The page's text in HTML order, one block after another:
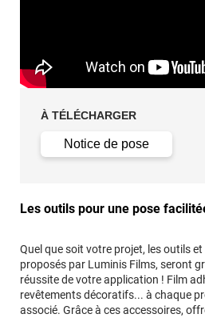
À TÉLÉCHARGER
Notice de pose
Les outils pour une pose
Quel que soit votre projet, les outils
proposés par Luminis Films, seront
réussite de votre application ! Film
revêtements décoratifs... à chaque
associé. Grâce à ces accessoires,